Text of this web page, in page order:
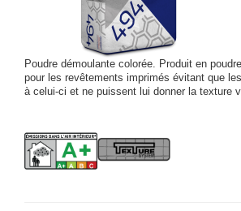
Poudre démoulante colorée. Produit en
pour les revêtements imprimés évitant que
à celui-ci et ne puissent lui donner la texture